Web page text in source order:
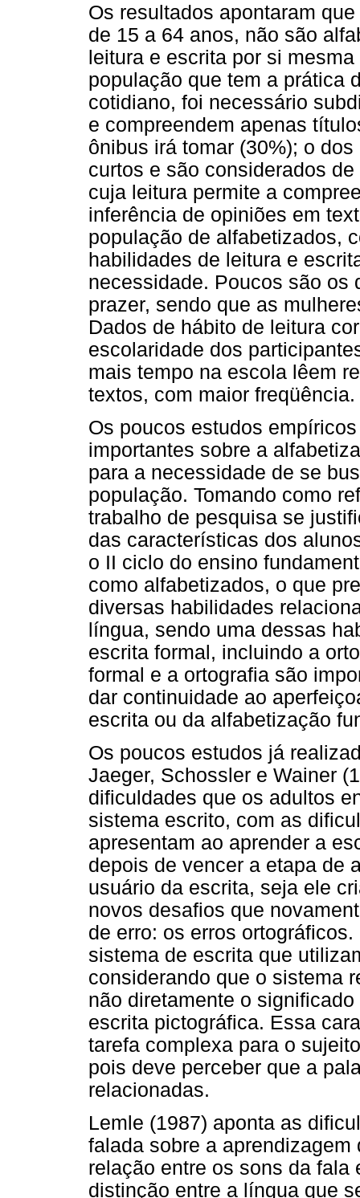
Os resultados apontaram
de 15 a 64 anos, não são
leitura e escrita por si
população que tem a prática
cotidiano, foi necessário
e compreendem apenas
ônibus irá tomar (30%); o
curtos e são considerados
cuja leitura permite a
inferência de opiniões em
população de alfabetizados,
habilidades de leitura e
necessidade. Poucos são os
prazer, sendo que as
Dados de hábito de leitura
escolaridade dos
mais tempo na escola lêem
textos, com maior freqüência.
Os poucos estudos
importantes sobre a
para a necessidade de se
população. Tomando como
trabalho de pesquisa se
das características dos
o II ciclo do ensino
como alfabetizados, o que
diversas habilidades
língua, sendo uma dessas
escrita formal, incluindo a
formal e a ortografia são
dar continuidade ao
escrita ou da alfabetização
Os poucos estudos já
Jaeger, Schossler e Wainer
dificuldades que os adultos
sistema escrito, com as
apresentam ao aprender a
depois de vencer a etapa de
usuário da escrita, seja ele
novos desafios que
de erro: os erros
sistema de escrita que
considerando que o sistema
não diretamente o
escrita pictográfica. Essa
tarefa complexa para o
pois deve perceber que a
relacionadas.
Lemle (1987) aponta as
falada sobre a
relação entre os sons da
distinção entre a língua que